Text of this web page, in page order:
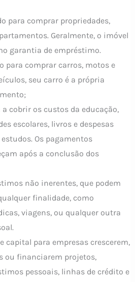
para comprar propriedades,
Geralmente, o imóvel
garantia de empréstimo.
para comprar carros, motos e
seu carro é a própria
cobrir os custos da educação,
escolares, livros e despesas
Os pagamentos
após a conclusão dos
não inerentes, que podem
finalidade, como
viagens, ou qualquer outra
capital para empresas crescerem,
ou financiarem projetos,
pessoais, linhas de crédito e